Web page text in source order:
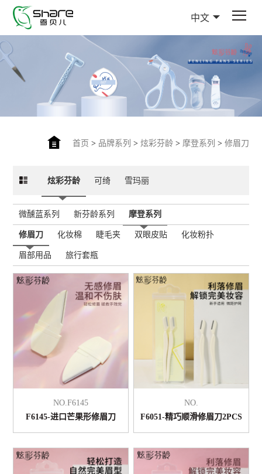
中文
首页 > 品牌系列 > 炫彩芬龄> 摩登系列 > 修眉刀
炫彩芬龄 可绮 雪玛丽
微醺蓝系列 新芬龄系列 摩登系列
修眉刀 化妆棉 睫毛夹 双眼皮贴 化妆粉扑
眉部用品 旅行套瓶
NO.F6145
F6145-进口芒果形修眉刀
NO.
F6051-精巧顺滑修眉刀2PCS